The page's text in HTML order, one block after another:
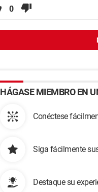
0
HÁGASE MIEMBRO EN
Conéctese
Siga fácilmente
Destaque su